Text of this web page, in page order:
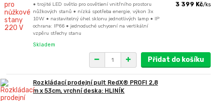
• trojité LED světlo pro osvětlení vnitřního prostoru
nůžkových stanů • nízká spotřeba energie, výkon 3x
10W • nastavitelný úhel sklonu jednotlivých lamp • IP
ochrana: IP66 • jednoduché uchycení na vertikální
vzpěru střechy stanu
3 399 Kč/ks
Skladem
Přidat do košíku
Rozkládací prodejní pult RedX® PROFI 2,8
m x 53cm, vrchní deska: HLINÍK